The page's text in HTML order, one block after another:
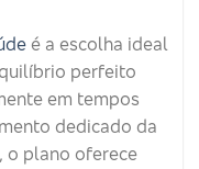
é a escolha ideal
perfeito
em tempos
dedicado da
o plano oferece